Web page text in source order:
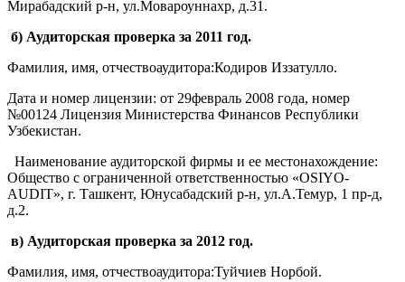
Мирабадский р-н, ул.Мовароуннахр, д.31.
б) Аудиторская проверка за 2011 год.
Фамилия, имя, отчествоаудитора:Кодиров Иззатулло.
Дата и номер лицензии: от 29февраль 2008 года, номер
№00124 Лицензия Министерства Финансов Республики
Узбекистан.
Наименование аудиторской фирмы и ее местонахождение:
Общество с ограниченной ответственностью «OSIYO-
AUDIT», г. Ташкент, Юнусабадский р-н, ул.А.Темур, 1 пр-д,
д.2.
в) Аудиторская проверка за 2012 год.
Фамилия, имя, отчествоаудитора:Туйчиев Норбой.